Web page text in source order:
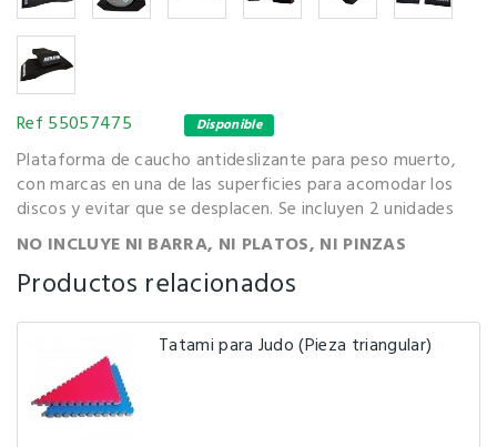
Ref 55057475 Disponible
Plataforma de caucho antideslizante para peso muerto,
con marcas en una de las superficies para acomodar los
discos y evitar que se desplacen. Se incluyen 2 unidades
NO INCLUYE NI BARRA, NI PLATOS, NI PINZAS
Productos relacionados
Tatami para Judo (Pieza triangular)